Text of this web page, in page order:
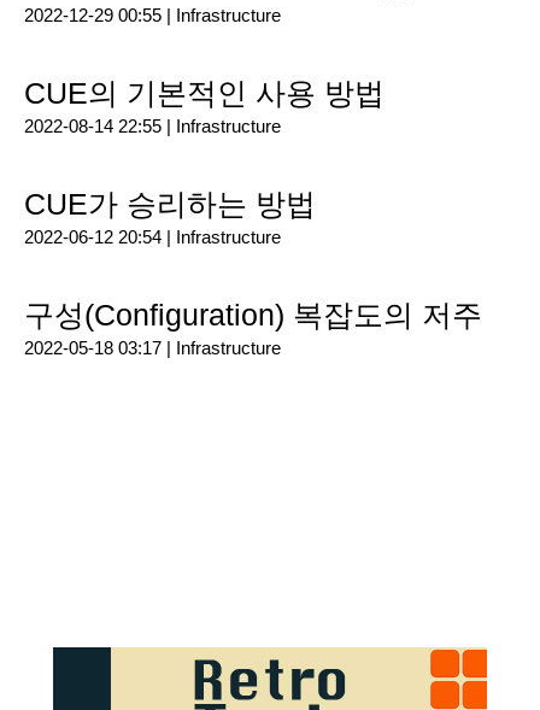
2022-12-29 00:55 | Infrastructure
CUE의 기본적인 사용 방법
2022-08-14 22:55 | Infrastructure
CUE가 승리하는 방법
2022-06-12 20:54 | Infrastructure
구성(Configuration) 복잡도의 저주
2022-05-18 03:17 | Infrastructure